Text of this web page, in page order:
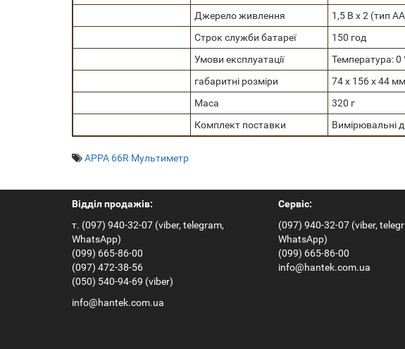
Джерело живлення
1,5 В х 2 (тип
Строк служби батареї
150 год
Умови експлуатації
Температура: 0
габаритні розміри
74 х 156 х 44 мм
Маса
320 г
Комплект поставки
Вимірювальні
APPA 66R Мультиметр
Відділ продажів:
т. (097) 940-32-07 (viber, telegram,
WhatsApp)
(099) 665-86-00
(097) 472-38-56
(050) 540-94-69 (viber)
info@hantek.com.ua
Сервіс:
(097) 940-32-07 (viber,
WhatsApp)
(099) 665-86-00
info@hantek.com.ua